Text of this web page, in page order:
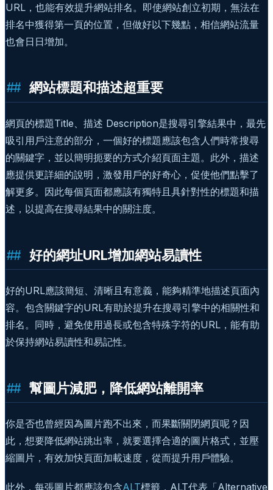
URL，也能有效提升網站排名。即使網站創立初期，無法在
排名中獲得第一頁的位置，但做好以下幾點，相信網站流量
也會日日增加。
網站標題和描述超重要
網頁的標題Title、描述 Description是搜尋引擎結果中，最先
吸引用戶注意的部分，一個好的標題應該包含人們時常搜尋
的關鍵字，並以簡明扼要的方式介紹頁面主題。此外，描述
應提供更詳細的說明，激發用戶的好奇心，促使他們點擊了
解更多。因此每個頁面都應該有獨特且具針對性的標題和描
述，以提高在搜尋結果中的關注度。
好的網址URL增加網站易讀性
好的URL應該簡短、清晰且有意義，能夠精準地描述頁面內
容。包含關鍵字的URL有助於提升在搜尋引擎中的相關性和
排名。同時，避免使用過長或包含特殊字符的URL，能有助
於保持網站易讀性和易記性。
幫圖片減肥，降低網站離開率
你是否也曾經因為圖片跑不出來，而果斷關閉網頁呢？因
此，想要降低網站跳出率，就要選擇合適的圖片格式，並壓
縮圖片，有效加快頁面加載速度，從而提升用戶體驗。
此外，每張圖片都應該包含ALT標籤，ALT代表「Alternative